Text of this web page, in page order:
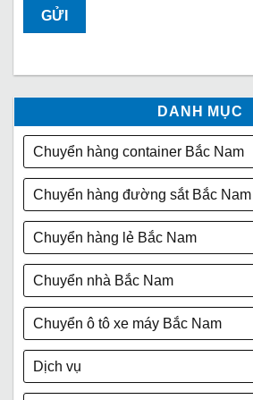
DANH MỤC
Chuyển hàng container Bắc Nam
Chuyển hàng đường sắt Bắc Nam
Chuyển hàng lẻ Bắc Nam
Chuyển nhà Bắc Nam
Chuyển ô tô xe máy Bắc Nam
Dịch vụ